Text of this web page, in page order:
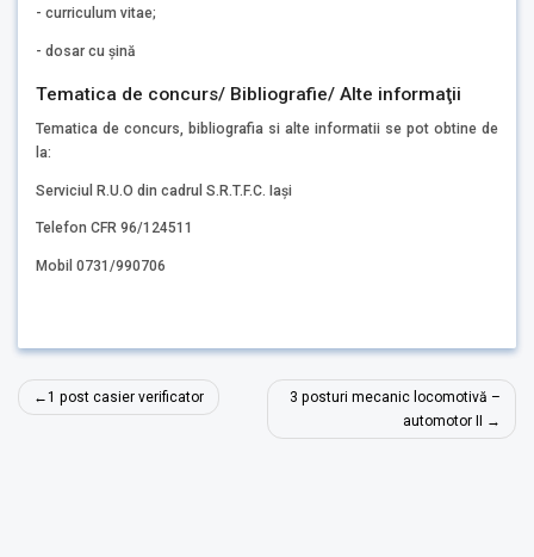
- curriculum vitae;
- dosar cu șină
Tematica de concurs/ Bibliografie/ Alte informaţii
Tematica de concurs, bibliografia si alte informatii se pot obtine de
la:
Serviciul R.U.O din cadrul S.R.T.F.C. Iași
Telefon CFR 96/124511
Mobil 0731/990706
Navigare
în
1 post casier verificator
3 posturi mecanic locomotivă –
automotor II